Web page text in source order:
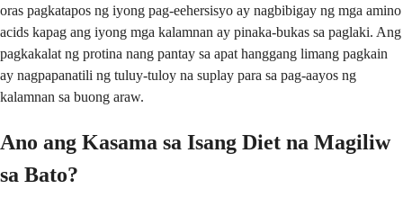
oras pagkatapos ng iyong pag-eehersisyo ay nagbibigay ng mga amino
acids kapag ang iyong mga kalamnan ay pinaka-bukas sa paglaki. Ang
pagkakalat ng protina nang pantay sa apat hanggang limang pagkain
ay nagpapanatili ng tuluy-tuloy na suplay para sa pag-aayos ng
kalamnan sa buong araw.
Ano ang Kasama sa Isang Diet na Magiliw
sa Bato?